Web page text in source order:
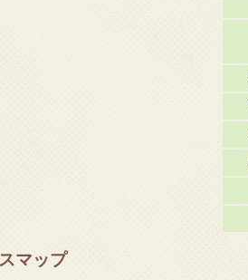
マップ